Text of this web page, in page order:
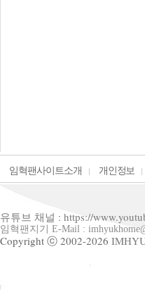
임혁팬사이트소개 개인정보
유튜브 채널 : https://
임혁팬지기 E-Mail :
Copyright ⓒ 2002-2026